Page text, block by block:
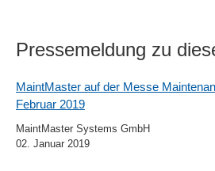
Pressemeldung zu
MaintMaster auf der Messe
Februar 2019
MaintMaster Systems GmbH
02. Januar 2019